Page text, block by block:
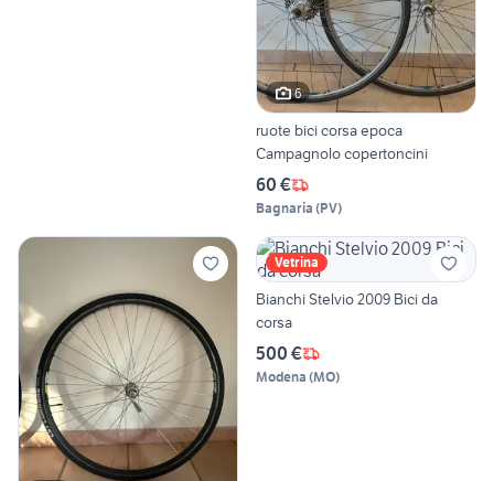
6
ruote bici corsa epoca
Campagnolo copertoncini
60 €
Bagnaria (PV)
Vetrina
Bianchi Stelvio 2009 Bici da
corsa
500 €
Modena (MO)